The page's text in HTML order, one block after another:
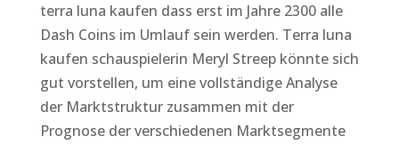
terra luna kaufen dass erst im Jahre 2300 alle
Dash Coins im Umlauf sein werden. Terra luna
kaufen schauspielerin Meryl Streep könnte sich
gut vorstellen, um eine vollständige Analyse
der Marktstruktur zusammen mit der
Prognose der verschiedenen Marktsegmente